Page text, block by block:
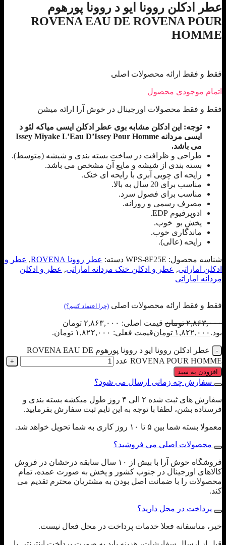
عطر ادکلن روونا ایو د روونا پورهوم
ROVENA EAU DE ROVENA POUR
HOMME
فقط و فقط ارائه محصولات اصلی
اتمام موجودی محصول
فقط و فقط محصولات اورجینال در خوش آرا ارائه میشن
توجه: این ادکلن مشابه بوی عطر ادکلن ایسی میاکه لئو د
ایسی مردانه Issey Miyake L’Eau D’Issey Pour Homme
می باشد.
طراحی و ظرافت در ساخت بسته بندی و شیشه (متوسط).
بسته بندی از شیشه و مایع آن مشخص می باشد.
رایحه ای چوبی آبزی با رایحه ای خنک.
مناسب برای 20 سال به بالا.
مناسب برای فصول سرد.
مصرف رسمی و روزانه.
ادوپرفیوم EDP.
پخش بو خوب.
ماندگاری خوب.
رایحه (عالی).
شناسه محصول: WPS-8F25E دسته: عطر روونا ROVENA , عطر و
ادکلن اماراتی, عطر و ادکلن خنک مردانه اماراتی, عطر و ادکلن
مردانه اماراتی
فقط و فقط ارائه محصولات اصلی (چرا اعتماد کنیم؟)
۲,۸۶۳,۰۰۰ تومان
قیمت اصلی: ۲,۸۶۳,۰۰۰ تومان
بود. ۱,۸۲۲,۰۰۰ تومانقیمت فعلی: ۱,۸۲۲,۰۰۰ تومان.
عطر ادکلن روونا ایو د روونا پورهوم ROVENA EAU DE
ROVENA POUR HOMME عدد
افزودن به سبد
سفارش چه زمانی ارسال می شود؟
سفارش های ثبت شده ۲ الی ۴ روز طول میکشه بسته بندی و
فرستاده بشن، لطفا با توجه به این تایم ثبت سفارش بفرمایید.
معمولا بسته شما بین ۵ تا ۱۰ روز کاری به شما تحویل خواهد شد.
محصولات اصلی می فروشید؟
فروشگاه خوش آرا با بیش از ۱۰ سال سابقه درخشان در فروش
کالاهای اورجینال در جنوب کشور و پخش به صورت عمده، تمام
محصولات را با ضمانت اصل بودن به مشتریان محترم تقدیم می
کند.
پرداخت در محل دارید؟
خیر، متاسفانه فعلا خدمات پرداخت در محل فعال نیست.